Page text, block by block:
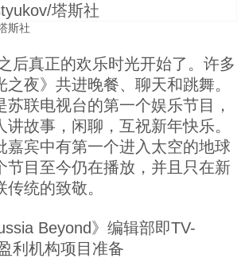
斯社
后真正的欢乐时光开始了。许多
之夜》共进晚餐、聊天和跳舞。
苏联电视台的第一个娱乐节目，
讲故事，闲聊，互祝新年快乐。
嘉宾中有第一个进入太空的地球
节目至今仍在播放，并且只在新
统的致敬。
Beyond》编辑部即TV-
利机构项目准备